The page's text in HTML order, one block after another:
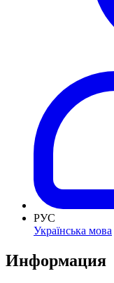
РУС
Українська мова
Информация